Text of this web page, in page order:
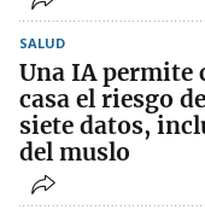
SALUD
Una IA permite
casa el riesgo
siete datos,
del muslo